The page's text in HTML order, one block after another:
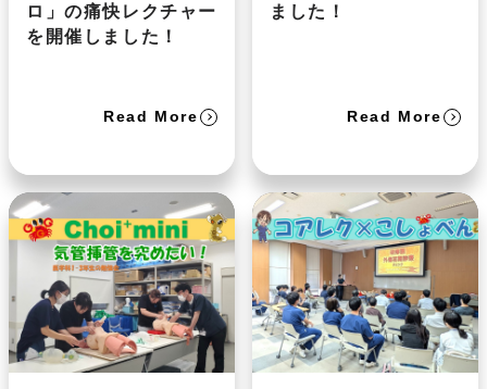
ロ」の痛快レクチャー
を開催しました！
Read More
ました！
Read More